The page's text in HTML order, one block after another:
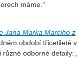
máme.“
Jana Marka Marciho z
období třicetileté
odborné detaily: